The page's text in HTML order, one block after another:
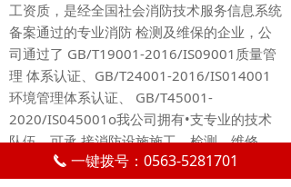
끅 一键拨号：0563-5281701
工资质，是经全国社会消防技术服务信息系统
备案通过的专业消防 检测及维保的企业，公
司通过了 GB/T19001-2016/IS09001质量管
理 体系认证、GB/T24001-2016/IS014001
环境管理体系认证、 GB/T45001-
2020/IS045001o我公司拥有•支专业的技术
队伍，可承 接消防设施施工、检测、维修、
保养、改造等业务，技术人员、设备 齐全，